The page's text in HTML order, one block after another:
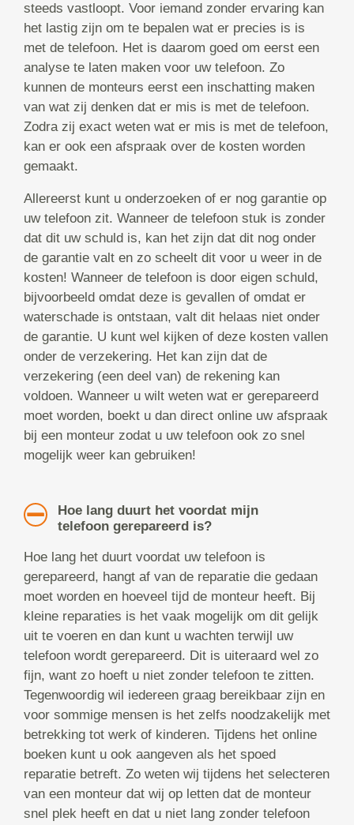
steeds vastloopt. Voor iemand zonder ervaring kan
het lastig zijn om te bepalen wat er precies is is
met de telefoon. Het is daarom goed om eerst een
analyse te laten maken voor uw telefoon. Zo
kunnen de monteurs eerst een inschatting maken
van wat zij denken dat er mis is met de telefoon.
Zodra zij exact weten wat er mis is met de telefoon,
kan er ook een afspraak over de kosten worden
gemaakt.
Allereerst kunt u onderzoeken of er nog garantie op
uw telefoon zit. Wanneer de telefoon stuk is zonder
dat dit uw schuld is, kan het zijn dat dit nog onder
de garantie valt en zo scheelt dit voor u weer in de
kosten! Wanneer de telefoon is door eigen schuld,
bijvoorbeeld omdat deze is gevallen of omdat er
waterschade is ontstaan, valt dit helaas niet onder
de garantie. U kunt wel kijken of deze kosten vallen
onder de verzekering. Het kan zijn dat de
verzekering (een deel van) de rekening kan
voldoen. Wanneer u wilt weten wat er gerepareerd
moet worden, boekt u dan direct online uw afspraak
bij een monteur zodat u uw telefoon ook zo snel
mogelijk weer kan gebruiken!
Hoe lang duurt het voordat mijn
telefoon gerepareerd is?
Hoe lang het duurt voordat uw telefoon is
gerepareerd, hangt af van de reparatie die gedaan
moet worden en hoeveel tijd de monteur heeft. Bij
kleine reparaties is het vaak mogelijk om dit gelijk
uit te voeren en dan kunt u wachten terwijl uw
telefoon wordt gerepareerd. Dit is uiteraard wel zo
fijn, want zo hoeft u niet zonder telefoon te zitten.
Tegenwoordig wil iedereen graag bereikbaar zijn en
voor sommige mensen is het zelfs noodzakelijk met
betrekking tot werk of kinderen. Tijdens het online
boeken kunt u ook aangeven als het spoed
reparatie betreft. Zo weten wij tijdens het selecteren
van een monteur dat wij op letten dat de monteur
snel plek heeft en dat u niet lang zonder telefoon